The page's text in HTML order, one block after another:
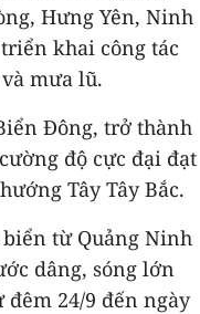
Hưng Yên, Ninh
khai công tác
mưa lũ.
Đông, trở thành
độ cực đại đạt
Tây Tây Bắc.
biển từ Quảng Ninh
dâng, sóng lớn
đêm 24/9 đến ngày